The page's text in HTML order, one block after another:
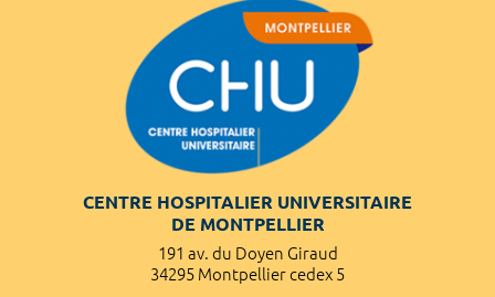
CENTRE HOSPITALIER UNIVERSITAIRE
DE MONTPELLIER
191 av. du Doyen Giraud
34295 Montpellier cedex 5